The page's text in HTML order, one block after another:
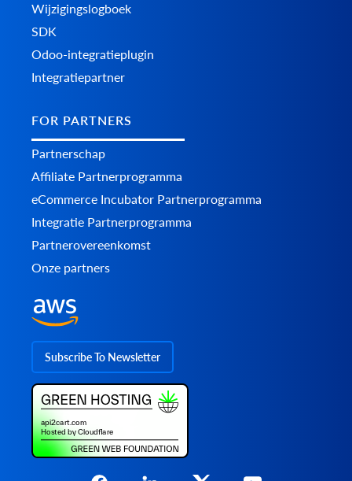
Wijzigingslogboek
SDK
Odoo-integratieplugin
Integratiepartner
FOR PARTNERS
Partnerschap
Affiliate Partnerprogramma
eCommerce Incubator Partnerprogramma
Integratie Partnerprogramma
Partnerovereenkomst
Onze partners
Subscribe To Newsletter